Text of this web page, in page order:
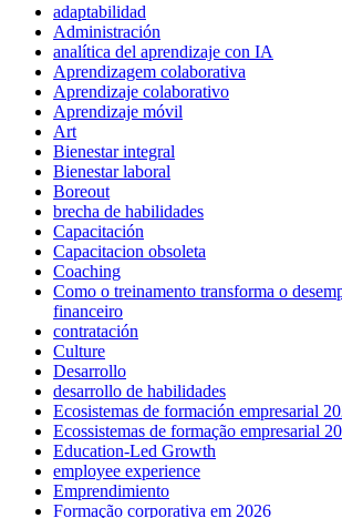
adaptabilidad
Administración
analítica del aprendizaje con IA
Aprendizagem colaborativa
Aprendizaje colaborativo
Aprendizaje móvil
Art
Bienestar integral
Bienestar laboral
Boreout
brecha de habilidades
Capacitación
Capacitacion obsoleta
Coaching
Como o treinamento transforma o
financeiro
contratación
Culture
Desarrollo
desarrollo de habilidades
Ecosistemas de formación empresarial
Ecossistemas de formação empresarial
Education-Led Growth
employee experience
Emprendimiento
Formação corporativa em 2026